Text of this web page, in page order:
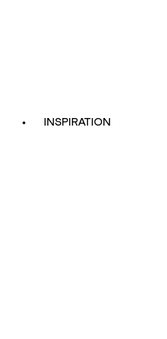
INSPIRATION